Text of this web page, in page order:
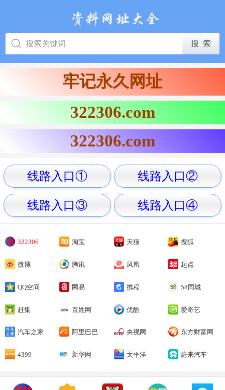
牢记永久网址
322306.com
322306.com
线路入口① 线路入口②
线路入口③ 线路入口④
322306 淘宝 天猫 搜狐
微博 腾讯 凤凰 起点
QQ空间 网易 携程 58同城
赶集 百姓网 优酷 爱奇艺
汽车之家 阿里巴巴 央视网 东方财富网
4399 新华网 太平洋 蔚来汽车